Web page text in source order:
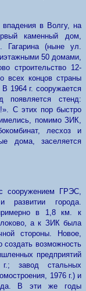
в Волгу, на
каменный дом,
(ныне ул.
50 домами,
строительство 12-
всех концов страны
1964 г. сооружается
стенд:
С этих пор быстро
помимо ЗИК,
лесхоз и
дома, заселяется
сооружением ГРЭС,
развитии города.
в 1,8 км. к
а к ЗИК была
стороны. Новое,
создать возможность
предприятий
г.; завод стальных
1976 г.) и
В эти же годы